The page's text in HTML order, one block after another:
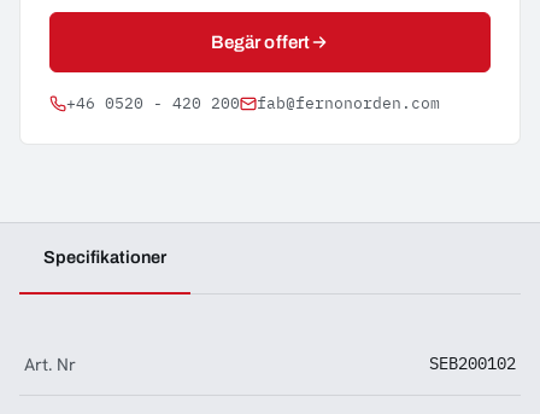
Begär offert
+46 0520 - 420 200 fab@fernonorden.com
Specifikationer
Art. Nr SEB200102